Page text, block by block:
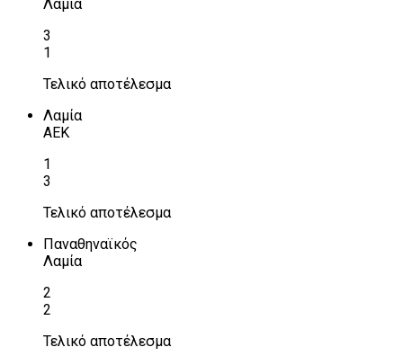
Λαμία
3
1
Τελικό αποτέλεσμα
Λαμία
ΑΕΚ
1
3
Τελικό αποτέλεσμα
Παναθηναϊκός
Λαμία
2
2
Τελικό αποτέλεσμα